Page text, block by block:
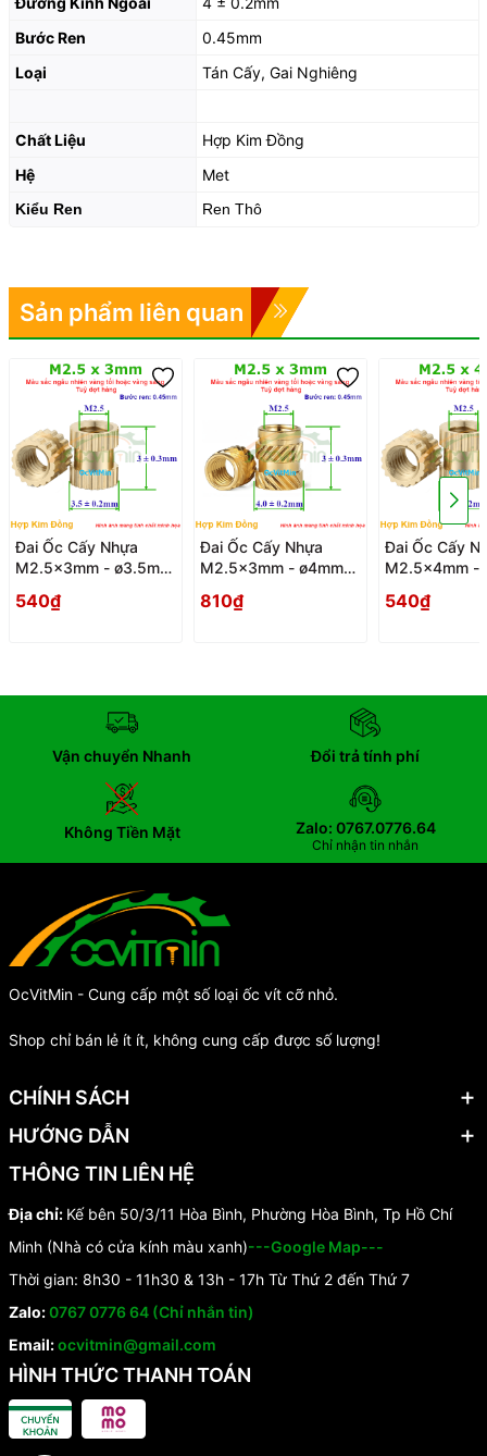
Bước Ren
0.45mm
Loại
Tán Cấy, Gai Nghiêng
Chất Liệu
Hợp Kim Đồng
Hệ
Met
Kiểu Ren Ren Thô
Sản phẩm liên quan
Đai Ốc Cấy Nhựa
M2.5x3mm - ø3.5mm
Tan Dong Ecu Cay
540₫
Đai Ốc Cấy Nhựa
M2.5x3mm - ø4mm
Tan Ecu Cay Nhua Gai
810₫
Đai Ốc Cấy
M2.5x4mm -
Tan Dong
540₫
Vận chuyển Nhanh Đổi trả tính phí
Không Tiền Mặt Zalo: 0767.0776.64
Chỉ nhận tin nhắn
OcVitMin - Cung cấp một số loại ốc vít cỡ nhỏ.
Shop chỉ bán lẻ ít ít, không cung cấp được số lượng!
CHÍNH SÁCH
HƯỚNG DẪN
THÔNG TIN LIÊN HỆ
Địa chỉ: Kế bên 50/3/11 Hòa Bình, Phường Hòa Bình, Tp Hồ Chí
Minh (Nhà có cửa kính màu xanh)---Google Map---
Thời gian: 8h30 - 11h30 & 13h - 17h Từ Thứ 2 đến Thứ 7
Zalo:0767 0776 64 (Chỉ nhắn tin)
Email:ocvitmin@gmail.com
HÌNH THỨC THANH TOÁN